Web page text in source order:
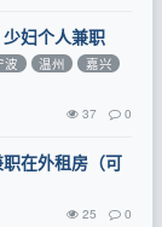
妇个人兼职
波 温州
嘉兴
37 0
在外租房（可
25 0